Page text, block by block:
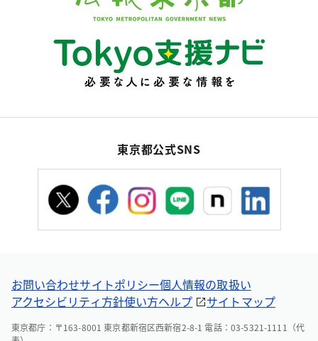
東京都公式SNS
お問い合わせサイトポリシー個人情報の取扱い
アクセシビリティ方針使い方ヘルプ サイトマップ
東京都庁：〒163-8001 東京都新宿区西新宿2-8-1 電話：03-5321-1111（代